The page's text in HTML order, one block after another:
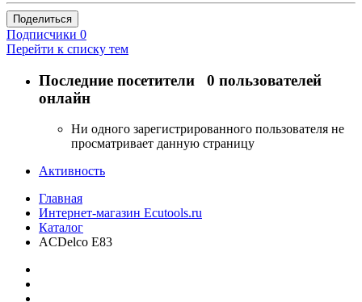
Поделиться
Подписчики 0
Перейти к списку тем
Последние посетители 0 пользователей
онлайн
Ни одного зарегистрированного пользователя не
просматривает данную страницу
Активность
Главная
Интернет-магазин Ecutools.ru
Каталог
ACDelco E83